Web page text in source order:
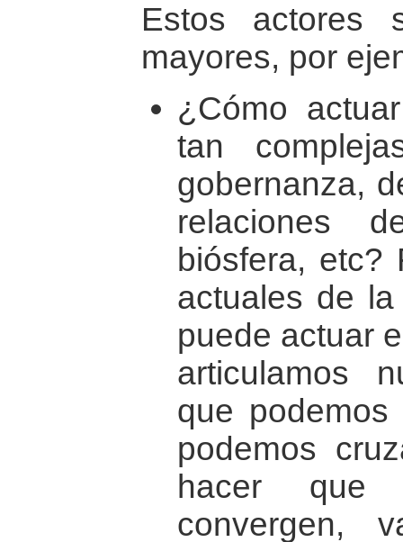
Estos actores
mayores, por
¿Cómo
tan
gobernanza,
relaciones
biósfera, etc?
actuales de
puede actuar
articulamos
que
podemos
hacer que
convergen,